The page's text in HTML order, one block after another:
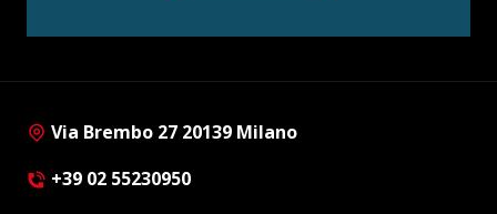
Via Brembo 27 20139 Milano
+39 02 55230950